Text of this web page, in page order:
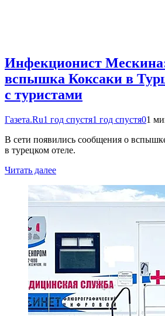
Инфекционист
вспышка Коксаки в
с туристами
Газета.Ru1 год спустя1 год спустя01
В сети появились сообщения о
в турецком отеле.
Читать далее